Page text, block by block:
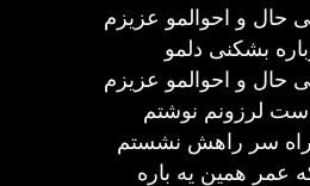
حال و احوالمو عزیزم
بشکنی دلمو
حال و احوالمو عزیزم
لرزونم نوشتم
سر راهش نشستم
عمر همین یه باره